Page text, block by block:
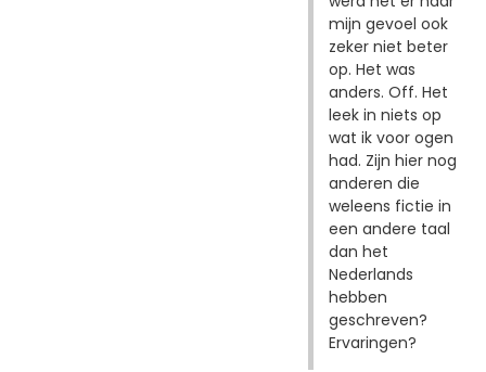
mijn gevoel ook
zeker niet beter
op. Het was
anders. Off. Het
leek in niets op
wat ik voor ogen
had. Zijn hier nog
anderen die
weleens fictie in
een andere taal
dan het
Nederlands
hebben
geschreven?
Ervaringen?